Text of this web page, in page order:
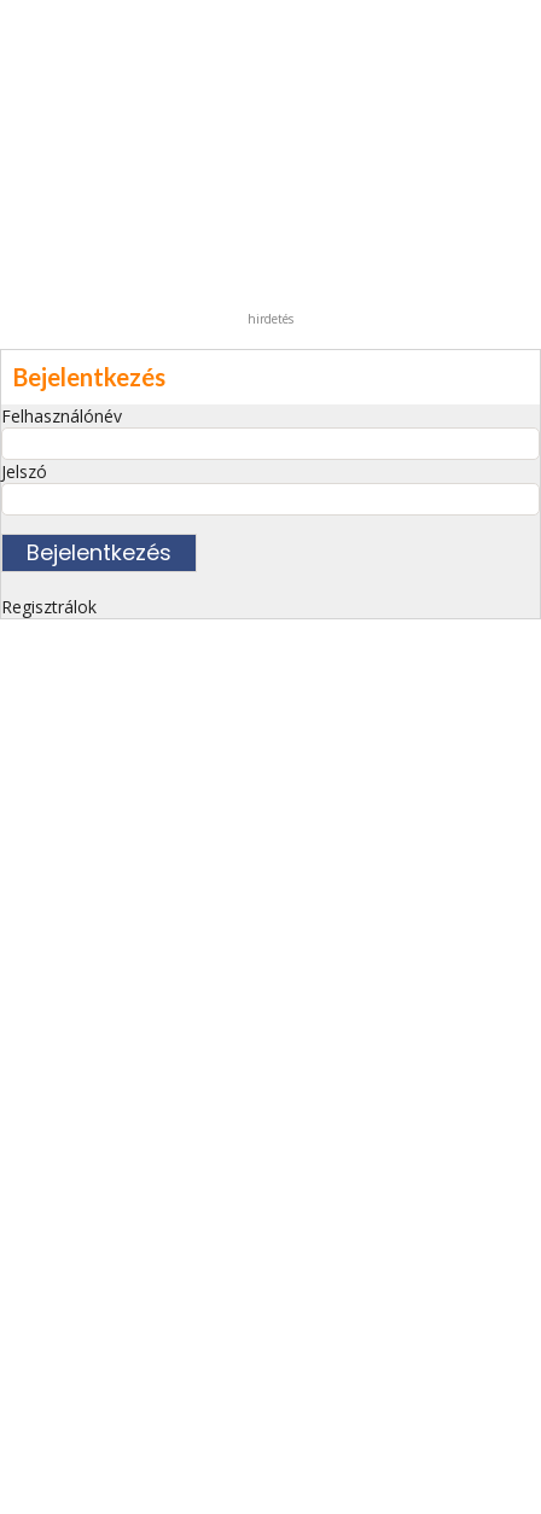
hirdetés
Bejelentkezés
Felhasználónév
Jelszó
Regisztrálok